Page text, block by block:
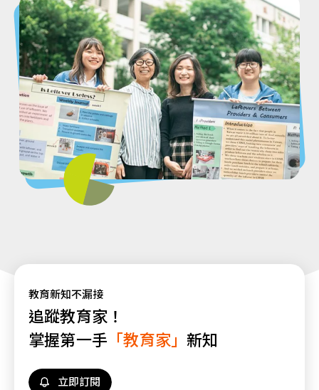
教育新知不漏接
追蹤教育家！
掌握第一手 「教育家」 新知
立即訂閱